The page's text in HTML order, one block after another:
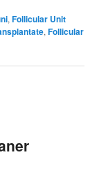
,Follicular Unit
,Follicular